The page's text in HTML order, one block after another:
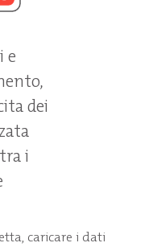
e
dei
i
caricare i dati